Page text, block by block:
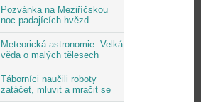
Pozvánka na Meziříčskou
noc padajících hvězd
Meteorická astronomie: Velká
věda o malých tělesech
Táborníci naučili roboty
zatáčet, mluvit a mračit se